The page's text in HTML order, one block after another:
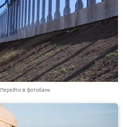
Перейти в фотобанк